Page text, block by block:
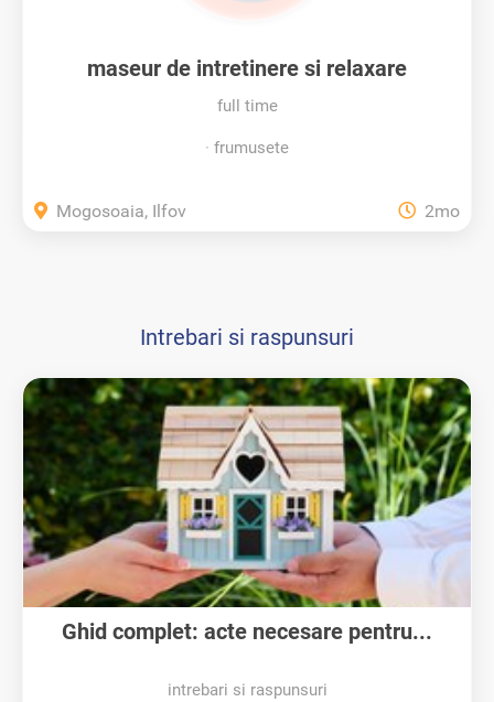
maseur de intretinere si relaxare
full time
frumusete
Mogosoaia, Ilfov 2mo
Intrebari si raspunsuri
Ghid complet: acte necesare pentru...
intrebari si raspunsuri